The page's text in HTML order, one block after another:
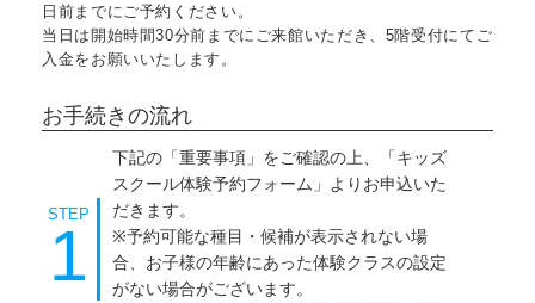
日前までにご予約ください。
当日は開始時間30分前までにご来館いただき、5階受付にてご
入金をお願いいたします。
お手続きの流れ
STEP
1
下記の「重要事項」をご確認の上、「キッズ
スクール体験予約フォーム」よりお申込いた
だきます。
※予約可能な種目・候補が表示されない場
合、お子様の年齢にあった体験クラスの設定
がない場合がございます。